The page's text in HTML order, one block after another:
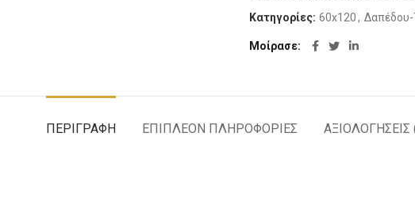
Κατηγορίες: 60x120, Δαπέδου-
Μοίρασε
ΠΕΡΙΓΡΑΦΉ ΕΠΙΠΛΈΟΝ ΠΛΗΡΟΦΟΡΊΕΣ ΑΞΙΟΛΟΓΉΣΕΙΣ